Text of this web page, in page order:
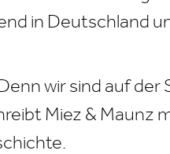
in Deutschland
wir sind auf
Miez & Maunz